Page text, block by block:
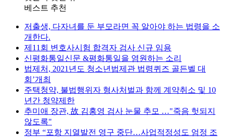
베스트 추천
저출생, 다자녀를 둔 부모라면 꼭 알아야 하는 법령을 소
개한다.
제11회 변호사시험 합격자 검사 신규 임용
신평화통일신문 &평화통일을 염원하는 소리
법제처, 2021년도 청소년법제관 법령퀴즈 골든벨 대
회’개최
주택청약, 불법행위자 형사처벌과 함께 계약취소 및 10
년간 청약제한
추미애 장관, 故 김홍영 검사 눈물 추모 …"죽음 헛되지
않도록"
정부 “포항 지열발전 영구 중단…사업적정성도 엄정 조